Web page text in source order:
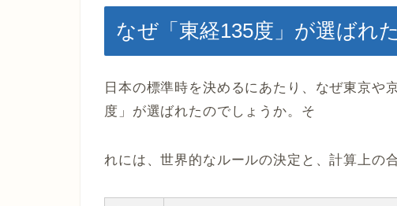
なぜ「東経135度」が選ばれ
日本の標準時を決めるにあたり、なぜ東京や
度」が選ばれたのでしょうか。そ
れには、世界的なルールの決定と、計算上の